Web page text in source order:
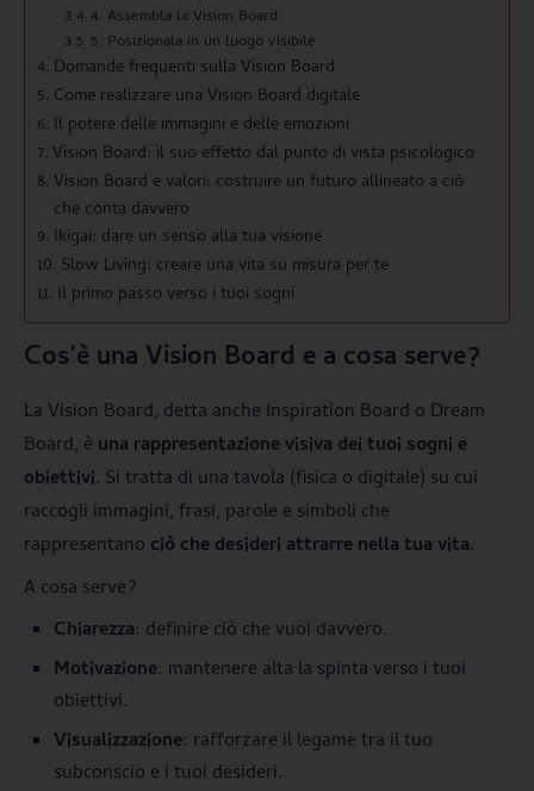
4. Assembla la Vision Board
5. Posizionala in un luogo visibile
Domande frequenti sulla Vision Board
Come realizzare una Vision Board digitale
Il potere delle immagini e delle emozioni
Vision Board: il suo effetto dal punto di vista psicologico
Vision Board e valori: costruire un futuro allineato a ciò
che conta davvero
Ikigai: dare un senso alla tua visione
Slow Living: creare una vita su misura per te
Il primo passo verso i tuoi sogni
Cos’è una Vision Board e a cosa serve?
La Vision Board, detta anche Inspiration Board o Dream
Board, è una rappresentazione visiva dei tuoi sogni e
obiettivi. Si tratta di una tavola (fisica o digitale) su cui
raccogli immagini, frasi, parole e simboli che
rappresentano ciò che desideri attrarre nella tua vita.
A cosa serve?
Chiarezza: definire ciò che vuoi davvero.
Motivazione: mantenere alta la spinta verso i tuoi
obiettivi.
Visualizzazione: rafforzare il legame tra il tuo
subconscio e i tuoi desideri.